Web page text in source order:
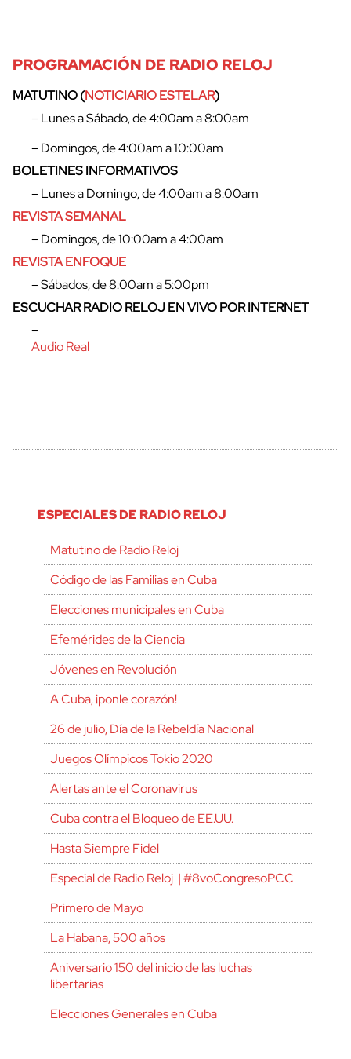
PROGRAMACIÓN DE RADIO RELOJ
MATUTINO (NOTICIARIO ESTELAR)
– Lunes a Sábado, de 4:00am a 8:00am
– Domingos, de 4:00am a 10:00am
BOLETINES INFORMATIVOS
– Lunes a Domingo, de 4:00am a 8:00am
REVISTA SEMANAL
– Domingos, de 10:00am a 4:00am
REVISTA ENFOQUE
– Sábados, de 8:00am a 5:00pm
ESCUCHAR RADIO RELOJ EN VIVO POR INTERNET
–
Audio Real
ESPECIALES DE RADIO RELOJ
Matutino de Radio Reloj
Código de las Familias en Cuba
Elecciones municipales en Cuba
Efemérides de la Ciencia
Jóvenes en Revolución
A Cuba, ¡ponle corazón!
26 de julio, Día de la Rebeldía Nacional
Juegos Olímpicos Tokio 2020
Alertas ante el Coronavirus
Cuba contra el Bloqueo de EE.UU.
Hasta Siempre Fidel
Especial de Radio Reloj | #8voCongresoPCC
Primero de Mayo
La Habana, 500 años
Aniversario 150 del inicio de las luchas
libertarias
Elecciones Generales en Cuba